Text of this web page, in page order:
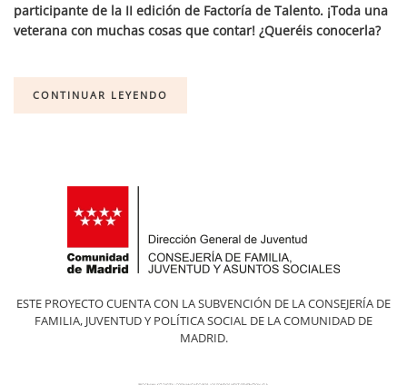
participante de la II edición de Factoría de Talento. ¡Toda una
veterana con muchas cosas que contar! ¿Queréis conocerla?
CONTINUAR LEYENDO
ESTE PROYECTO CUENTA CON LA SUBVENCIÓN DE LA CONSEJERÍA DE
FAMILIA, JUVENTUD Y POLÍTICA SOCIAL DE LA COMUNIDAD DE
MADRID.